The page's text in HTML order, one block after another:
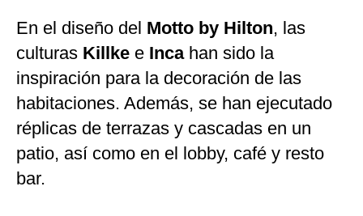
En el diseño del Motto by Hilton, las
culturas Killke e Inca han sido la
inspiración para la decoración de las
habitaciones. Además, se han ejecutado
réplicas de terrazas y cascadas en un
patio, así como en el lobby, café y resto
bar.